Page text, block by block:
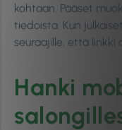
kohtaan. Pääset
tiedoista. Kun
seuraajille, että linkki
Hanki